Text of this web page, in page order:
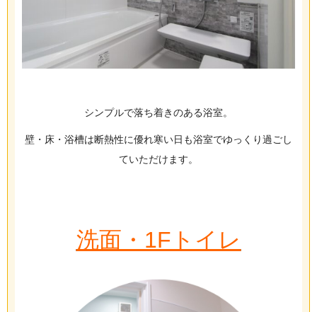
シンプルで落ち着きのある浴室。
壁・床・浴槽は断熱性に優れ寒い日も浴室でゆっくり過ごし
ていただけます。
洗面・1Fトイレ